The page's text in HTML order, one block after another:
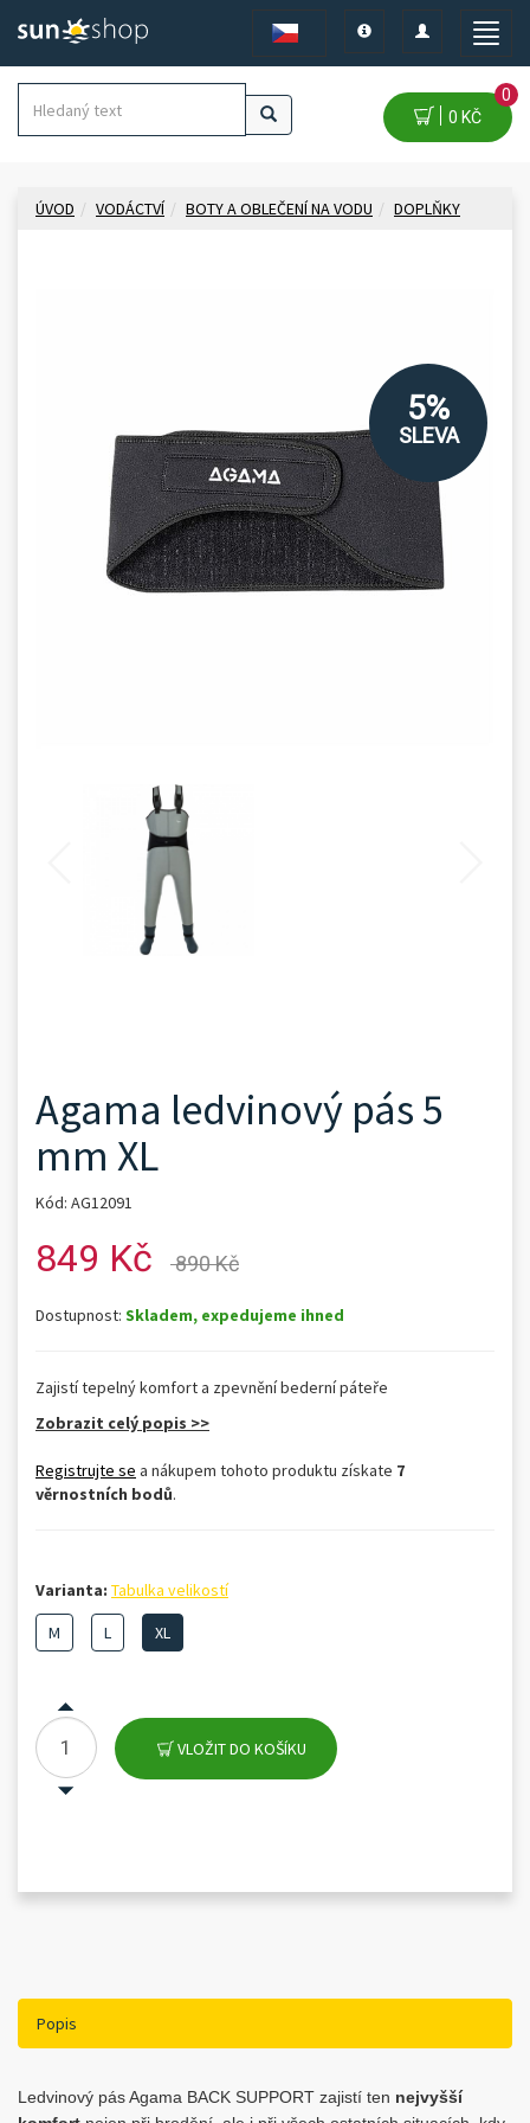
Toggle
Toggle
navigation
Toggle
0 KČ
0
ÚVOD VODÁCTVÍ BOTY A OBLEČENÍ NA VODU DOPLŇKY
5%
SLEVA
Agama ledvinový pás 5
mm XL
Kód: AG12091
849 Kč 890 Kč
Dostupnost: Skladem, expedujeme ihned
Zajistí tepelný komfort a zpevnění bederní páteře
Zobrazit celý popis >>
Registrujte se a nákupem tohoto produktu získate 7
věrnostních bodů.
Varianta: Tabulka velikostí
M
L XL
VLOŽIT DO KOŠÍKU
Popis
Ledvinový pás Agama BACK SUPPORT zajistí ten nejvyšší